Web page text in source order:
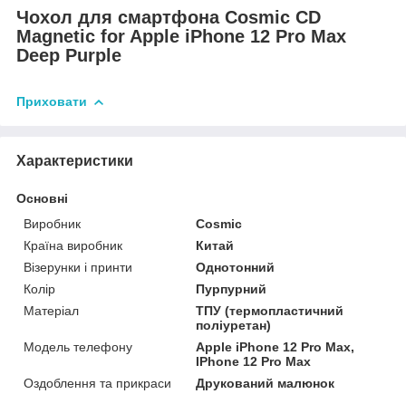
Чохол для смартфона Cosmic CD
Magnetic for Apple iPhone 12 Pro Max
Deep Purple
Приховати
Характеристики
Основні
Виробник
Cosmic
Країна виробник
Китай
Візерунки і принти
Однотонний
Колір
Пурпурний
Матеріал
ТПУ (термопластичний
поліуретан)
Модель телефону
Apple iPhone 12 Pro Max,
IPhone 12 Pro Max
Оздоблення та прикраси
Друкований малюнок